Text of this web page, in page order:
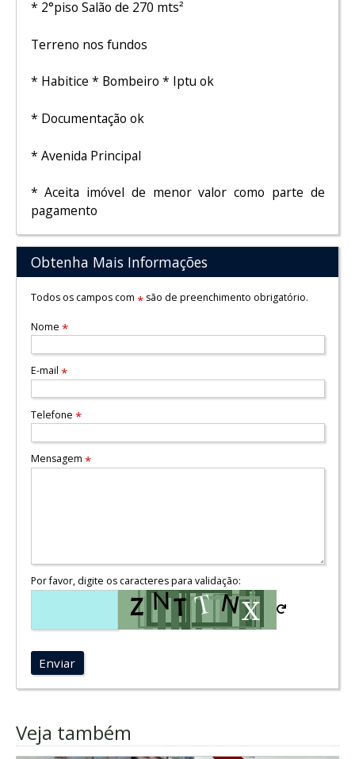
* 2°piso Salão de 270 mts²
Terreno nos fundos
* Habitice * Bombeiro * Iptu ok
* Documentação ok
* Avenida Principal
* Aceita imóvel de menor valor como parte de
pagamento
Obtenha Mais Informações
Todos os campos com *são de preenchimento obrigatório.
Nome *
E-mail *
Telefone *
Mensagem *
Por favor, digite os caracteres para validação:
Enviar
Veja também